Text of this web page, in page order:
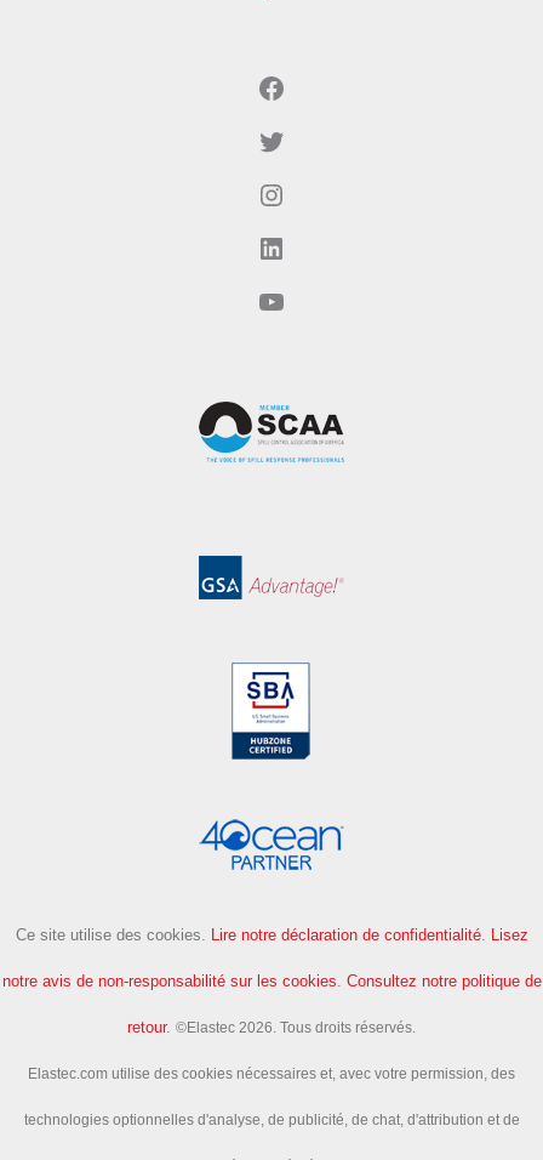
Facebook
Twitter
Instagram
LinkedIn
YouTube
Ce site utilise des cookies. Lire notre déclaration de confidentialité. Lisez
notre avis de non-responsabilité sur les cookies. Consultez notre politique de
retour. ©Elastec 2026. Tous droits réservés.
Elastec.com utilise des cookies nécessaires et, avec votre permission, des
technologies optionnelles d'analyse, de publicité, de chat, d'attribution et de